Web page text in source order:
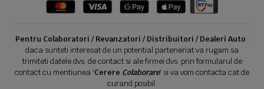
Pentru Colaboratori / Revanzatori / Distribuitori / Dealeri Auto :
daca sunteti interesat de un potential parteneriat va rugam sa
trimiteti datele dvs. de contact si ale firmei dvs. prin formularul de
contact cu mentiunea 'Cerere Colaborare' si va vom contacta cat de
curand posibil.